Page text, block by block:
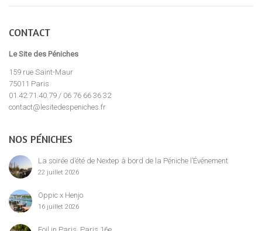
CONTACT
Le Site des Péniches
159 rue Saint-Maur
75011 Paris
01.42.71.40.79 / 06 76 66 36 32
contact@lesitedespeniches.fr
NOS PÉNICHES
La soirée d’été de Nextep à bord de la Péniche l’Événement
22 juillet 2026
Oppic x Henjo
16 juillet 2026